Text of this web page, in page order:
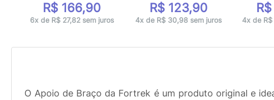
R$ 166,90
6x de R$ 27,82 sem juros
R$ 123,90
4x de R$ 30,98 sem juros 4x de
O Apoio de Braço da Fortrek é um produto original e